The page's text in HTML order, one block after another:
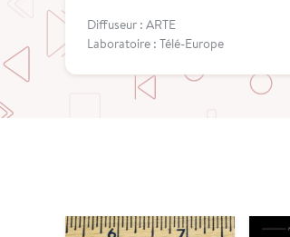
Diffuseur : ARTE
Laboratoire : Télé-Europe